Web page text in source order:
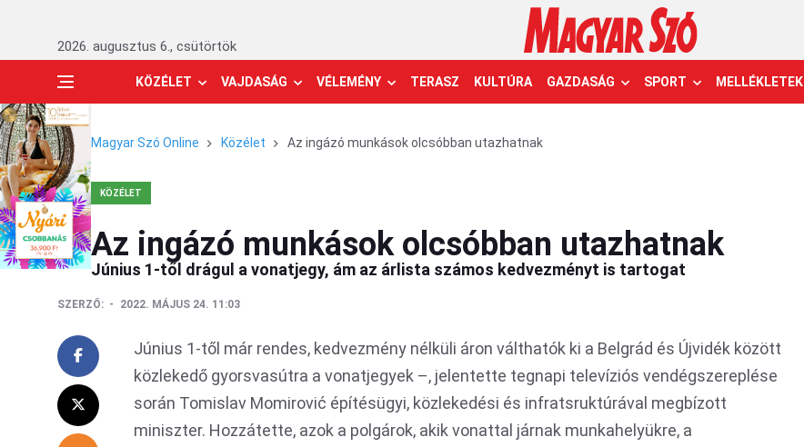
2026. augusztus 6., csütörtök
KÖZÉLET VAJDASÁG VÉLEMÉNY TERASZ KULTÚRA GAZDASÁG SPORT MELLÉKLETEK
Magyar Szó Online Közélet Az ingázó munkások olcsóbban utazhatnak
KÖZÉLET
Az ingázó munkások olcsóbban utazhatnak
Június 1-től drágul a vonatjegy, ám az árlista számos kedvezményt is tartogat
SZERZŐ: 2022. MÁJUS 24. 11:03
Június 1-től már rendes, kedvezmény nélküli áron válthatók ki a Belgrád és Újvidék között
közlekedő gyorsvasútra a vonatjegyek –, jelentette tegnapi televíziós vendégszereplése
során Tomislav Momirović építésügyi, közlekedési és infratsruktúrával megbízott
miniszter. Hozzátette, azok a polgárok, akik vonattal járnak munkahelyükre, a